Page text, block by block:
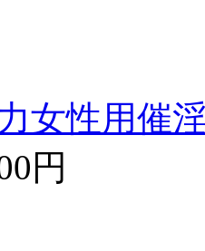
女性用催
円